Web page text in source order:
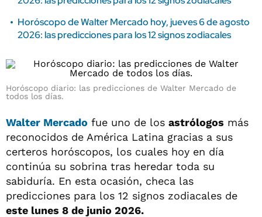
Horóscopo de Walter Mercado hoy, jueves 6 de agosto
2026: las predicciones para los 12 signos zodiacales
Horóscopo diario: las predicciones de Walter Mercado de
todos los días.
Walter Mercado fue uno de los astrólogos más
reconocidos de América Latina gracias a sus
certeros horóscopos, los cuales hoy en día
continúa su sobrina tras heredar toda su
sabiduría. En esta ocasión, checa las
predicciones para los 12 signos zodiacales de
este lunes 8 de junio 2026.